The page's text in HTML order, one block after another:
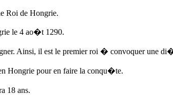
Roi de Hongrie.
le 4 ao�t 1290.
Ainsi, il est le premier roi � convoquer une
Hongrie pour en faire la conqu�te.
18 ans.